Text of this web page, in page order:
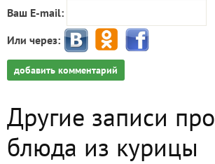
Ваш E-mail:
Или через:
добавить комментарий
Другие записи про
блюда из курицы